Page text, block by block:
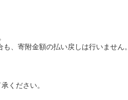
、寄附金額の払い戻しは行いません。
ください。